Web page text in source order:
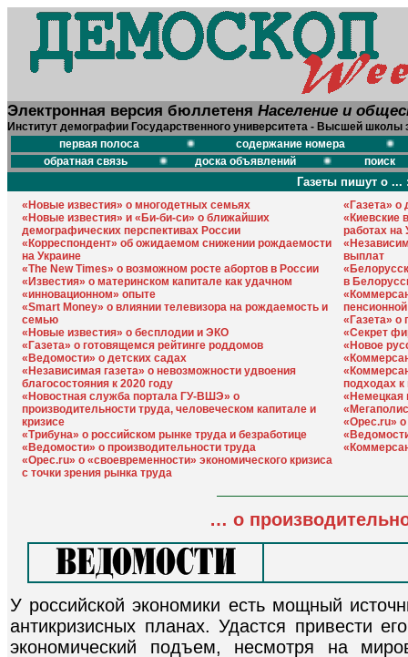
Электронная версия бюллетеня Население и
Институт демографии Государственного университета - Высшей школы
первая полоса
содержание номера
обратная связь
доска объявлений поиск
Газеты пишут о ...
«Новые известия» о многодетных семьях
«Новые известия» и «Би-би-си» о ближайших
демографических перспективах России
«Корреспондент» об ожидаемом снижении рождаемости
на Украине
«The New Times» о возможном росте абортов в России
«Известия» о материнском капитале как удачном
«инновационном» опыте
«Smart Money» о влиянии телевизора на рождаемость и
семью
«Новые известия» о бесплодии и ЭКО
«Газета» о готовящемся рейтинге роддомов
«Ведомости» о детских садах
«Независимая газета» о невозможности удвоения
благосостояния к 2020 году
«Новостная служба портала ГУ-ВШЭ» о
производительности труда, человеческом капитале и
кризисе
«Трибуна» о российском рынке труда и безработице
«Ведомости» о производительности труда
«Opec.ru» о «своевременности» экономического кризиса
с точки зрения рынка труда
«Газета» о
«Киевские
работах на
выплат
в
«Газета» о
«Секрет
«Новое
подходах к
«Немецкая
«Opec.ru»
… о
У российской экономики есть мощный
антикризисных планах. Удастся привести
экономический подъем, несмотря на